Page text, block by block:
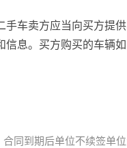
手车卖方应当向买方提
信息。买方购买的车辆
合同到期后单位不续签单